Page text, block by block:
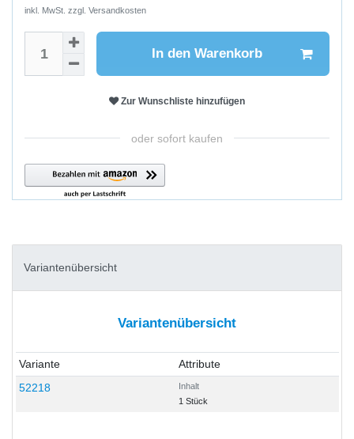
inkl. MwSt. zzgl. Versandkosten
In den Warenkorb
Zur Wunschliste hinzufügen
oder sofort kaufen
Variantenübersicht
Variantenübersicht
Variante
Attribute
52218
Inhalt
1 Stück